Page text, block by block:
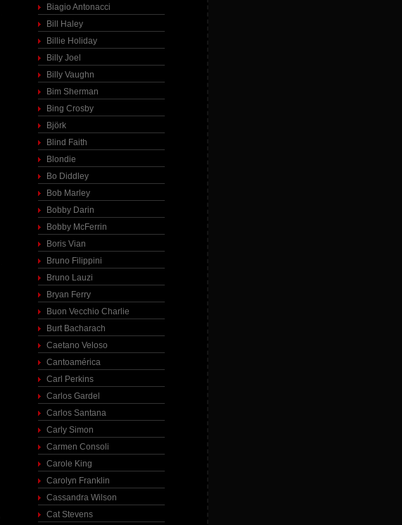
Biagio Antonacci
Bill Haley
Billie Holiday
Billy Joel
Billy Vaughn
Bim Sherman
Bing Crosby
Björk
Blind Faith
Blondie
Bo Diddley
Bob Marley
Bobby Darin
Bobby McFerrin
Boris Vian
Bruno Filippini
Bruno Lauzi
Bryan Ferry
Buon Vecchio Charlie
Burt Bacharach
Caetano Veloso
Cantoamérica
Carl Perkins
Carlos Gardel
Carlos Santana
Carly Simon
Carmen Consoli
Carole King
Carolyn Franklin
Cassandra Wilson
Cat Stevens